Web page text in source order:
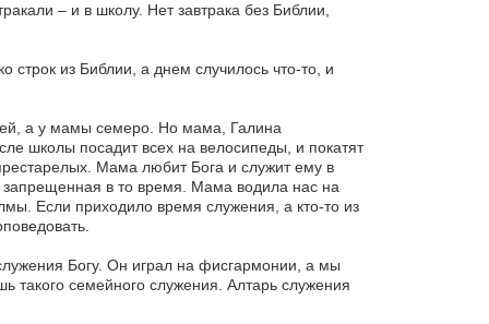
– и в школу. Нет завтрака без Библии,
строк из Библии, а днем случилось что-то, и
а у мамы семеро. Но мама, Галина
школы посадит всех на велосипеды, и покатят
Мама любит Бога и служит ему в
запрещенная в то время. Мама водила нас на
Если приходило время служения, а кто-то из
Богу. Он играл на фисгармонии, а мы
семейного служения. Алтарь служения